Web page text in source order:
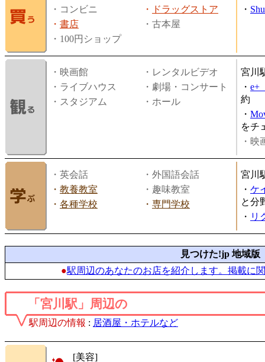
・コンビニ
・
ドラッグストア
・ 書店
・古本屋
・100円ショップ
・
・映画館
・レンタルビデオ
・ライブハウス
・劇場・コンサート
・スタジアム
・ホール
宮川
・ e+
約
・
をチ
・映
・英会話
・外国語会話
・ 教養教室
・趣味教室
・ 各種学校 ・ 専門学校
宮川
・ ケ
と分
・ リ
見つけた!jp 地域版
●駅周辺のあなたのお店を紹介します。掲載に
「宮川駅」周辺の
駅周辺の情報 : 居酒屋・ホテルなど
[美容]